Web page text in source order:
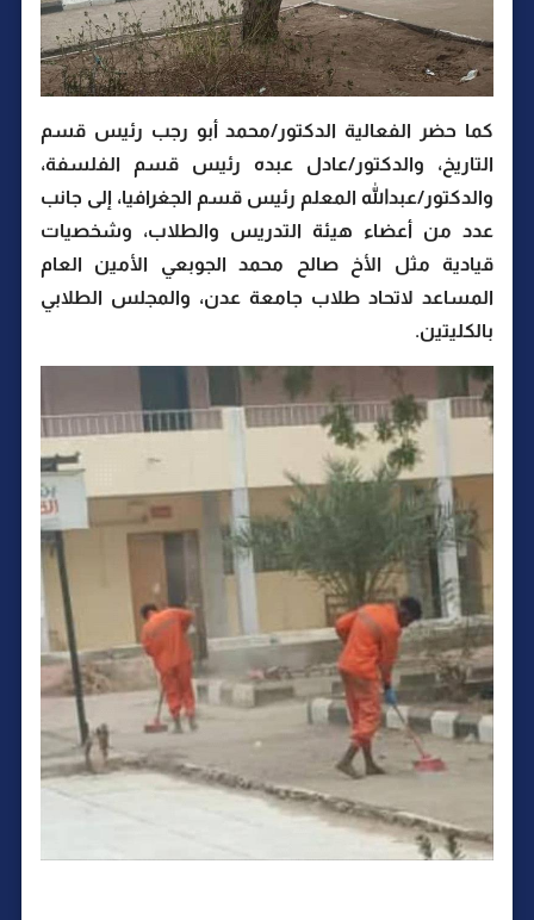
كما حضر الفعالية الدكتور/محمد أبو رجب رئيس قسم
التاريخ، والدكتور/عادل عبده رئيس قسم الفلسفة،
والدكتور/عبدالله المعلم رئيس قسم الجغرافيا، إلى جانب
عدد من أعضاء هيئة التدريس والطلاب، وشخصيات
قيادية مثل الأخ صالح محمد الجوبعي الأمين العام
المساعد لاتحاد طلاب جامعة عدن، والمجلس الطلابي
بالكليتين.